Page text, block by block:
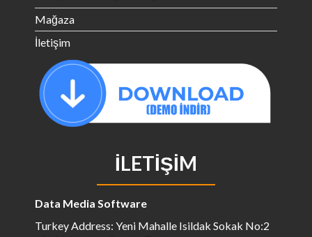
Mağaza
İletişim
İLETIŞIM
Data Media Software
Turkey Address: Yeni Mahalle Isildak Sokak No:2